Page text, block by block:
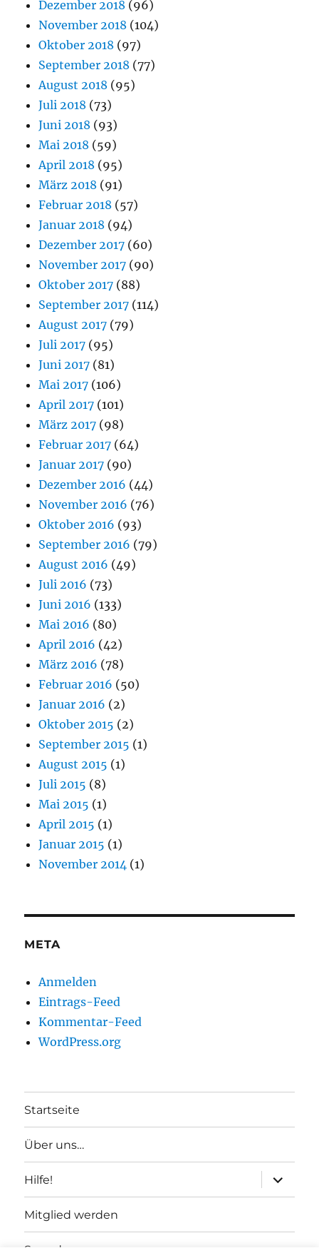
Dezember 2018 (96)
November 2018 (104)
Oktober 2018 (97)
September 2018 (77)
August 2018 (95)
Juli 2018 (73)
Juni 2018 (93)
Mai 2018 (59)
April 2018 (95)
März 2018 (91)
Februar 2018 (57)
Januar 2018 (94)
Dezember 2017 (60)
November 2017 (90)
Oktober 2017 (88)
September 2017 (114)
August 2017 (79)
Juli 2017 (95)
Juni 2017 (81)
Mai 2017 (106)
April 2017 (101)
März 2017 (98)
Februar 2017 (64)
Januar 2017 (90)
Dezember 2016 (44)
November 2016 (76)
Oktober 2016 (93)
September 2016 (79)
August 2016 (49)
Juli 2016 (73)
Juni 2016 (133)
Mai 2016 (80)
April 2016 (42)
März 2016 (78)
Februar 2016 (50)
Januar 2016 (2)
Oktober 2015 (2)
September 2015 (1)
August 2015 (1)
Juli 2015 (8)
Mai 2015 (1)
April 2015 (1)
Januar 2015 (1)
November 2014 (1)
META
Anmelden
Eintrags-Feed
Kommentar-Feed
WordPress.org
Startseite
Über uns…
Hilfe!
anzeigen
Mitglied werden
Spenden